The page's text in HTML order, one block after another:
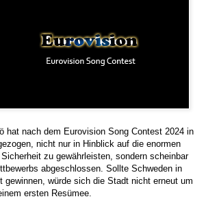
hat nach dem Eurovision Song Contest 2024 in
nicht nur in Hinblick auf die enormen
zu gewährleisten, sondern scheinbar
abgeschlossen. Sollte Schweden in
würde sich die Stadt nicht erneut um
ersten Resümee.